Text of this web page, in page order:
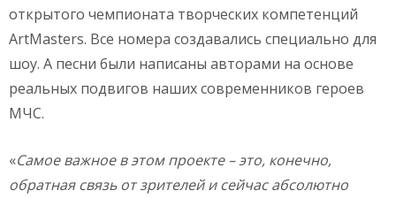
открытого чемпионата творческих компетенций
ArtMasters. Все номера создавались специально для
шоу. А песни были написаны авторами на основе
реальных подвигов наших современников героев
МЧС.
«Самое важное в этом проекте – это, конечно,
обратная связь от зрителей и сейчас абсолютно